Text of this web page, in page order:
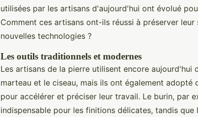
utilisées par les artisans d'aujourd'hui ont évolué
Comment ces artisans ont-ils réussi à préserver
nouvelles technologies ?
Les outils traditionnels et modernes
Les artisans de la pierre utilisent encore aujourd'hui
marteau et le ciseau, mais ils ont également
pour accélérer et préciser leur travail. Le burin, par
indispensable pour les finitions délicates, tandis